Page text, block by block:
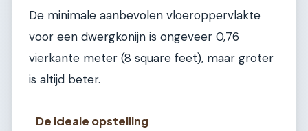
De minimale aanbevolen vloeroppervlakte
voor een dwergkonijn is ongeveer 0,76
vierkante meter (8 square feet), maar groter
is altijd beter.
De ideale opstelling